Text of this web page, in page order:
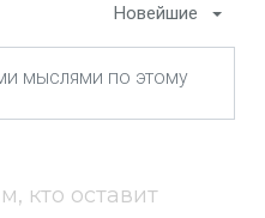
Новейшие
кто оставит